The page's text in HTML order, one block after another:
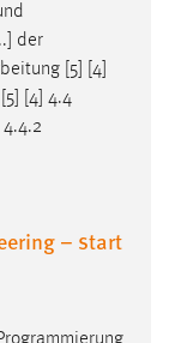
der
[5] [4]
[5] [4] 4.4
– start